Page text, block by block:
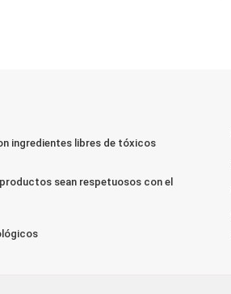
ingredientes libres de tóxicos
sean respetuosos con el